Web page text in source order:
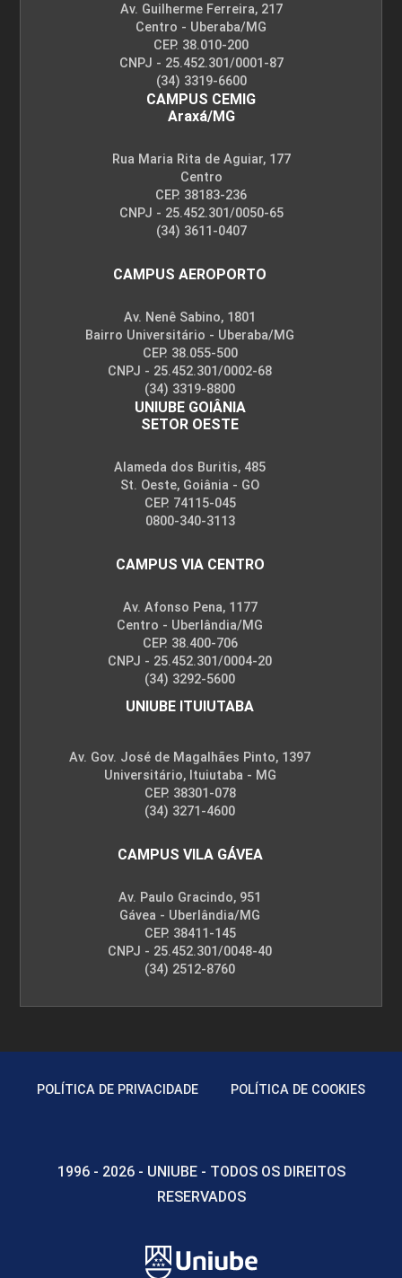
Av. Guilherme Ferreira, 217
Centro - Uberaba/MG
CEP. 38.010-200
CNPJ - 25.452.301/0001-87
(34) 3319-6600
CAMPUS CEMIG
Araxá/MG
Rua Maria Rita de Aguiar, 177
Centro
CEP. 38183-236
CNPJ - 25.452.301/0050-65
(34) 3611-0407
CAMPUS AEROPORTO
Av. Nenê Sabino, 1801
Bairro Universitário - Uberaba/MG
CEP. 38.055-500
CNPJ - 25.452.301/0002-68
(34) 3319-8800
UNIUBE GOIÂNIA
SETOR OESTE
Alameda dos Buritis, 485
St. Oeste, Goiânia - GO
CEP. 74115-045
0800-340-3113
CAMPUS VIA CENTRO
Av. Afonso Pena, 1177
Centro - Uberlândia/MG
CEP. 38.400-706
CNPJ - 25.452.301/0004-20
(34) 3292-5600
UNIUBE ITUIUTABA
Av. Gov. José de Magalhães Pinto, 1397
Universitário, Ituiutaba - MG
CEP. 38301-078
(34) 3271-4600
CAMPUS VILA GÁVEA
Av. Paulo Gracindo, 951
Gávea - Uberlândia/MG
CEP. 38411-145
CNPJ - 25.452.301/0048-40
(34) 2512-8760
POLÍTICA DE PRIVACIDADE POLÍTICA DE COOKIES
1996 - 2026 - UNIUBE - TODOS OS DIREITOS
RESERVADOS